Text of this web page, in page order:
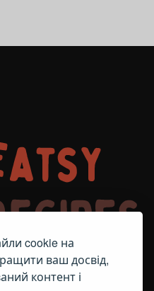
cookie на
ваш досвід,
контент і